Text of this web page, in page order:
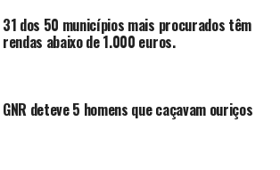
31 dos 50 municípios mais procurados têm
rendas abaixo de 1.000 euros.
GNR deteve 5 homens que caçavam ouriços